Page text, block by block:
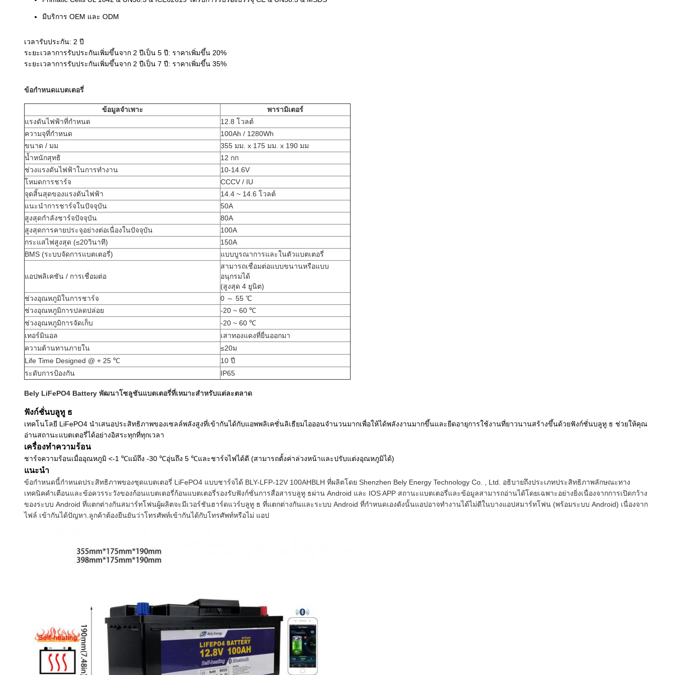
มีบริการ OEM และ ODM
เวลารับประกัน: 2 ปี
ระยะเวลาการรับประกันเพิ่มขึ้นจาก 2 ปีเป็น 5 ปี: ราคาเพิ่มขึ้น 20%
ระยะเวลาการรับประกันเพิ่มขึ้นจาก 2 ปีเป็น 7 ปี: ราคาเพิ่มขึ้น 35%
ข้อกำหนดแบตเตอรี่
ข้อมูลจำเพาะ
พารามิเตอร์
แรงดันไฟฟ้าที่กำหนด
12.8 โวลต์
ความจุที่กำหนด
100Ah / 1280Wh
ขนาด / มม
355 มม. x 175 มม. x 190 มม
น้ำหนักสุทธิ
12 กก
ช่วงแรงดันไฟฟ้าในการทำงาน
10-14.6V
โหมดการชาร์จ
CCCV / IU
จุดสิ้นสุดของแรงดันไฟฟ้า
14.4 ~ 14.6 โวลต์
แนะนำการชาร์จในปัจจุบัน
50A
สูงสุดกำลังชาร์จปัจจุบัน
80A
สูงสุดการคายประจุอย่างต่อเนื่องในปัจจุบัน
100A
กระแสไฟสูงสุด (≤20วินาที)
150A
BMS (ระบบจัดการแบตเตอรี่)
แบบบูรณาการและในตัวแบตเตอรี่
แอปพลิเคชัน / การเชื่อมต่อ
สามารถเชื่อมต่อแบบขนานหรือแบบ
อนุกรมได้
(สูงสุด 4 ยูนิต)
ช่วงอุณหภูมิในการชาร์จ
0 ～ 55 ℃
ช่วงอุณหภูมิการปลดปล่อย
-20 ~ 60 ℃
ช่วงอุณหภูมิการจัดเก็บ
-20 ~ 60 ℃
เทอร์มินอล
เสาทองแดงที่ยื่นออกมา
ความต้านทานภายใน
≤20ม
Life Time Designed @ + 25 ℃
10 ปี
ระดับการป้องกัน
IP65
Bely LiFePO4 Battery พัฒนาโซลูชันแบตเตอรี่ที่เหมาะสำหรับแต่ละตลาด
ฟังก์ชั่นบลูทู ธ
เทคโนโลยี LiFePO4 นำเสนอประสิทธิภาพของเซลล์พลังสูงที่เข้ากันได้กับแอพพลิเคชั่นลิเธียมไอออนจำนวนมากเพื่อให้ได้พลังงานมากขึ้นและยืดอายุการใช้งานที่ยาวนานสร้างขึ้นด้วยฟังก์ชั่นบลูทู ธ ช่วยให้คุณ
อ่านสถานะแบตเตอรี่ได้อย่างอิสระทุกที่ทุกเวลา
เครื่องทำความร้อน
ชาร์จความร้อนเมื่ออุณหภูมิ <-1 ℃แม้ถึง -30 ℃อุ่นถึง 5 ℃และชาร์จไฟได้ดี (สามารถตั้งค่าล่วงหน้าและปรับแต่งอุณหภูมิได้)
แนะนำ
ข้อกำหนดนี้กำหนดประสิทธิภาพของชุดแบตเตอรี่ LiFePO4 แบบชาร์จได้ BLY-LFP-12V 100AHBLH ที่ผลิตโดย Shenzhen Bely Energy Technology Co. , Ltd. อธิบายถึงประเภทประสิทธิภาพลักษณะทาง
เทคนิคคำเตือนและข้อควรระวังของก้อนแบตเตอรี่ก้อนแบตเตอรี่รองรับฟังก์ชั่นการสื่อสารบลูทู ธผ่าน Android และ IOS APP สถานะแบตเตอรี่และข้อมูลสามารถอ่านได้โดยเฉพาะอย่างยิ่งเนื่องจากการเปิดกว้าง
ของระบบ Android ที่แตกต่างกันสมาร์ทโฟนผู้ผลิตจะมีเวอร์ชันฮาร์ดแวร์บลูทู ธ ที่แตกต่างกันและระบบ Android ที่กำหนดเองดังนั้นแอปอาจทำงานได้ไม่ดีในบางแอปสมาร์ทโฟน (พร้อมระบบ Android) เนื่องจาก
ไฟล์ เข้ากันได้ปัญหา.ลูกค้าต้องยืนยันว่าโทรศัพท์เข้ากันได้กับโทรศัพท์หรือไม่ แอป